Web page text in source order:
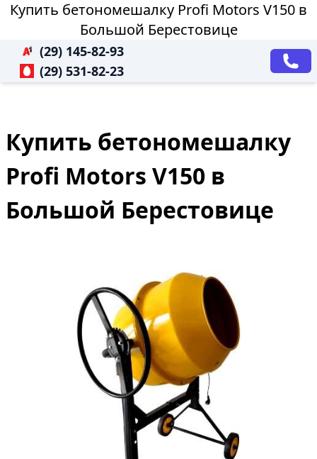
Купить бетономешалку Profi Motors V150 в
Большой Берестовице
(29) 145-82-93
(29) 531-82-23
Купить бетономешалку
Profi Motors V150 в
Большой Берестовице